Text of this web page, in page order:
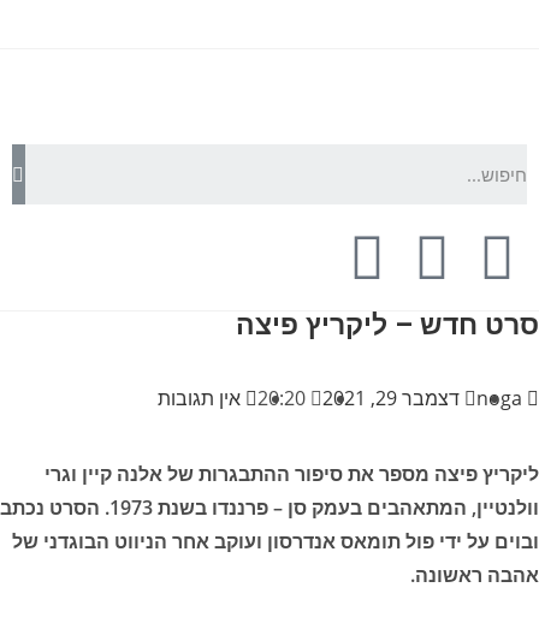
סרט חדש – ליקריץ פיצה
noga דצמבר 29, 2021 20:20 אין תגובות
ליקריץ פיצה מספר את סיפור ההתבגרות של אלנה קיין וגרי
וולנטיין, המתאהבים בעמק סן – פרננדו בשנת 1973. הסרט נכתב
ובוים על ידי פול תומאס אנדרסון ועוקב אחר הניווט הבוגדני של
אהבה ראשונה.